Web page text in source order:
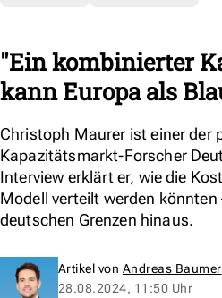
"Ein kombinierter
kann Europa als
Christoph Maurer ist einer der
Kapazitätsmarkt-Forscher
Interview erklärt er, wie die
Modell verteilt werden
deutschen Grenzen hinaus.
Artikel von Andreas Baumer
28.08.2024, 11:50 Uhr